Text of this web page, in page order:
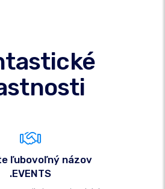
ľubovoľný názov
.EVENTS